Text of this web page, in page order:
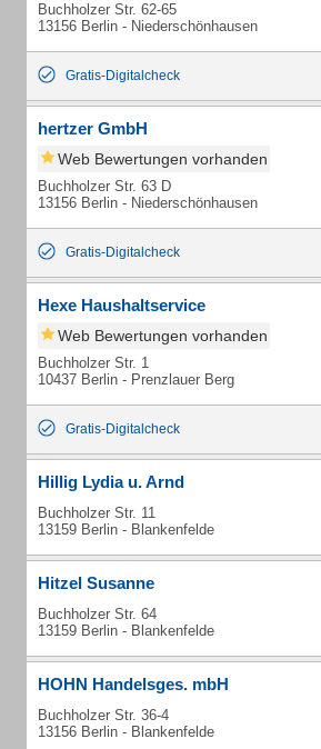
Buchholzer Str. 62-65
13156 Berlin - Niederschönhausen
Gratis-Digitalcheck
hertzer GmbH
Web Bewertungen vorhanden
Buchholzer Str. 63 D
13156 Berlin - Niederschönhausen
Gratis-Digitalcheck
Hexe Haushaltservice
Web Bewertungen vorhanden
Buchholzer Str. 1
10437 Berlin - Prenzlauer Berg
Gratis-Digitalcheck
Hillig Lydia u. Arnd
Buchholzer Str. 11
13159 Berlin - Blankenfelde
Hitzel Susanne
Buchholzer Str. 64
13159 Berlin - Blankenfelde
HOHN Handelsges. mbH
Buchholzer Str. 36-4
13156 Berlin - Blankenfelde